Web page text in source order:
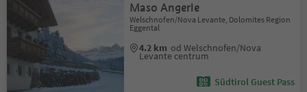
Maso Angerle
Welschnofen/Nova Levante, Dolomites Region
Eggental
4.2 km od Welschnofen/Nova
Levante centrum
Südtirol Guest Pass